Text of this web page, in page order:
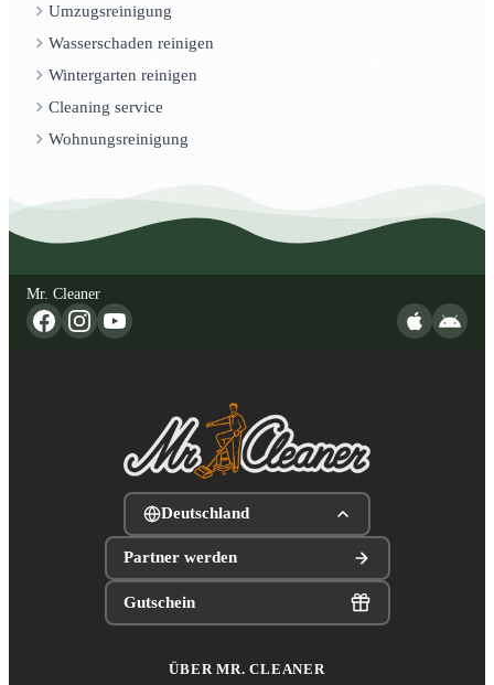
Umzugsreinigung
Wasserschaden reinigen
Wintergarten reinigen
Cleaning service
Wohnungsreinigung
Mr. Cleaner
Deutschland
Partner werden
Gutschein
ÜBER MR. CLEANER